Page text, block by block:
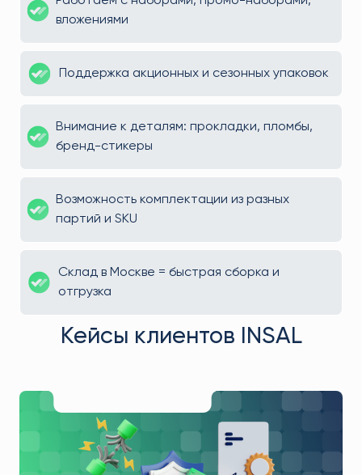
вложениями
Поддержка акционных и сезонных упаковок
Внимание к деталям: прокладки, пломбы,
бренд-стикеры
Возможность комплектации из разных
партий и SKU
Склад в Москве = быстрая сборка и
отгрузка
Кейсы клиентов INSAL
Как мы помогли клиенту Марку сэкономить
200 000₽ и вырваться вперёд на